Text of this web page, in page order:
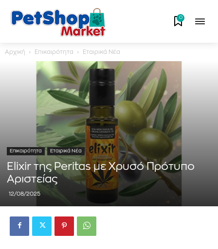
0
Αρχική Επικαιρότητα Εταιρικά Νέα
Επικαιρότητα Εταιρικά Νέα
Elixir της Peritas με Χρυσό Πρότυπο
Αριστείας
12/08/2025